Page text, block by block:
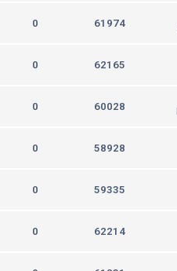
0 61974
0 62165
0 60028
0 58928
0 59335
0 62214